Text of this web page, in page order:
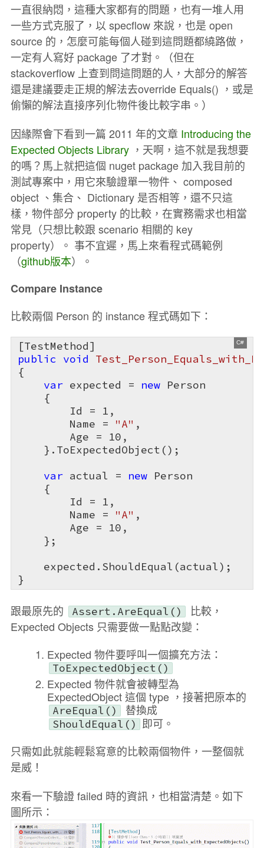
一直很納悶，這種大家都有的問題，也有一堆人用
一些方式克服了，以 specflow 來說，也是 open
source 的，怎麼可能每個人碰到這問題都繞路做，
一定有人寫好 package 了才對。（但在
stackoverflow 上查到問這問題的人，大部分的解答
還是建議要走正規的解法去override Equals() ，或是
偷懶的解法直接序列化物件後比較字串。）
因緣際會下看到一篇 2011 年的文章 Introducing the
Expected Objects Library，天啊，這不就是我想要
的嗎？馬上就把這個 nuget package 加入我目前的
測試專案中，用它來驗證單一物件、 composed
object 、集合、 Dictionary 是否相等，還不只這
樣，物件部分 property 的比較，在實務需求也相當
常見（只想比較跟 scenario 相關的 key
property）。 事不宜遲，馬上來看程式碼範例
（github版本）。
Compare Instance
比較兩個 Person 的 instance 程式碼如下：
public
void
{
var expected = new Person
    {
        Id =
1 ,
        Name =
"A" ,
        Age =
10 ,
    }.ToExpectedObject();
var actual = new Person
    {
        Id =
1 ,
        Name =
"A" ,
        Age =
10 ,
    };
    expected.ShouldEqual(actual);
}
跟最原先的 Assert.AreEqual()
比較，
Expected Objects 只需要做一點點改變：
Expected 物件要呼叫一個擴充方法：
ToExpectedObject()
Expected 物件就會被轉型為
ExpectedObject 這個 type ，接著把原本的
AreEqual() 替換成
ShouldEqual() 即可。
只需如此就能輕鬆寫意的比較兩個物件，一整個就
是威！
來看一下驗證 failed 時的資訊，也相當清楚。如下
圖所示：